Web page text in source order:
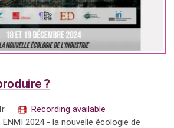
?
Recording available
ENMI 2024 - la nouvelle écologie de